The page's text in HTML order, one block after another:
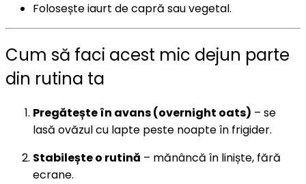
Folosește iaurt de capră sau vegetal.
Cum să faci acest mic dejun parte
din rutina ta
Pregătește în avans (overnight oats) – se
lasă ovăzul cu lapte peste noapte în frigider.
Stabilește o rutină – mănâncă în liniște, fără
ecrane.